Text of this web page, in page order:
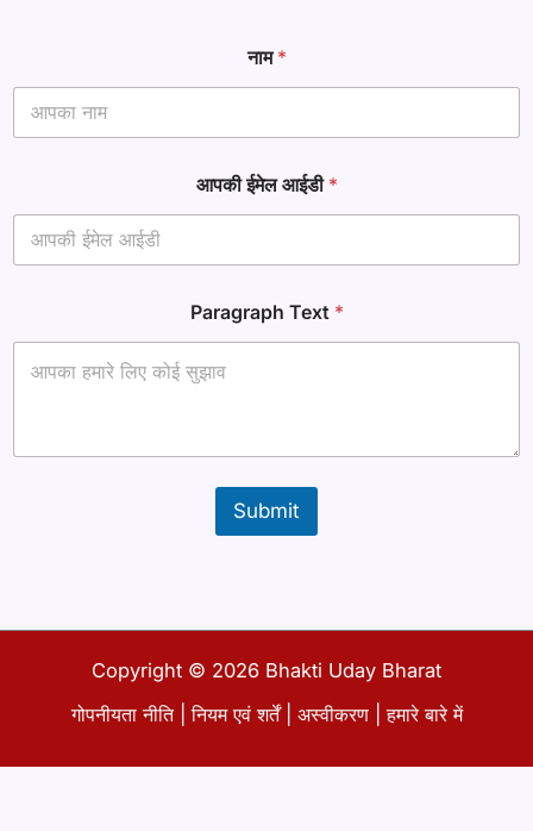
नाम*
आपकी ईमेल आईडी *
ना
म
Paragraph Text *
Submit
Copyright © 2026 Bhakti Uday Bharat
गोपनीयता नीति|नियम एवं शर्तें| अस्वीकरण |हमारे बारे में